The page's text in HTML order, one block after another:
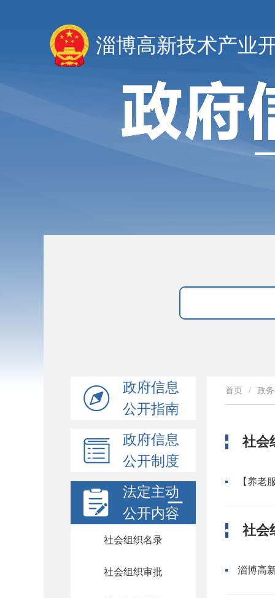
淄博高新技术产业
政府信息
公开指南
政府信息
公开制度
法定主动
公开内容
社会组织名录
社会组织审批
首页 / 政
社会
【养老
社会
淄博高